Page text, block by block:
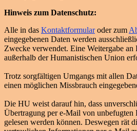
Hinweis zum Datenschutz:
Alle in das Kontaktformularoder zum
eingegebenen Daten werden
Zwecke verwendet. Eine Weitergabe an
außerhalb der Humanistischen Union
Trotz sorgfältigen Umgangs mit allen
einen möglichen Missbrauch
Die HU weist darauf hin, dass
Übertragung per e-Mail von unbefugten
gelesen werden können. Deswegen rät